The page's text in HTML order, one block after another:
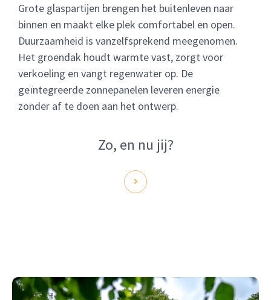
Grote glaspartijen brengen het buitenleven naar
binnen en maakt elke plek comfortabel en open.
Duurzaamheid is vanzelfsprekend meegenomen.
Het groendak houdt warmte vast, zorgt voor
verkoeling en vangt regenwater op. De
geïntegreerde zonnepanelen leveren energie
zonder af te doen aan het ontwerp.
Zo, en nu jij?